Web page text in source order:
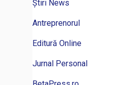
Știri News
Antreprenorul
Editură Online
Jurnal Personal